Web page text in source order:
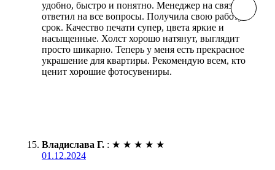
удобно, быстро и понятно. Менеджер на связи,
ответил на все вопросы. Получила свою работу в
срок. Качество печати супер, цвета яркие и
насыщенные. Холст хорошо натянут, выглядит
просто шикарно. Теперь у меня есть прекрасное
украшение для квартиры. Рекомендую всем, кто
ценит хорошие фотосувениры.
Владислава Г. : ★ ★ ★ ★ ★
01.12.2024